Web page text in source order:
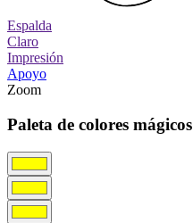
Espalda
Claro
Impresión
Apoyo
Zoom
Paleta de colores mágicos